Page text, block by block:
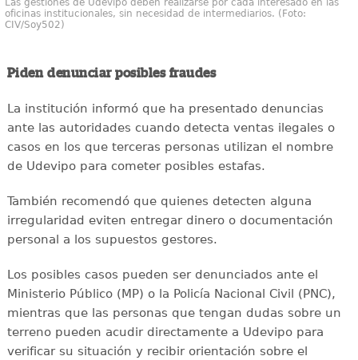
Las gestiones de Udevipo deben realizarse por cada interesado en las
oficinas institucionales, sin necesidad de intermediarios. (Foto:
CIV/Soy502)
Piden denunciar posibles fraudes
La institución informó que ha presentado denuncias
ante las autoridades cuando detecta ventas ilegales o
casos en los que terceras personas utilizan el nombre
de Udevipo para cometer posibles estafas.
También recomendó que quienes detecten alguna
irregularidad eviten entregar dinero o documentación
personal a los supuestos gestores.
Los posibles casos pueden ser denunciados ante el
Ministerio Público (MP) o la Policía Nacional Civil (PNC),
mientras que las personas que tengan dudas sobre un
terreno pueden acudir directamente a Udevipo para
verificar su situación y recibir orientación sobre el